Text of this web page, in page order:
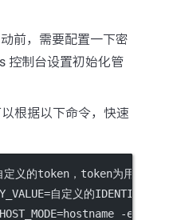
前，需要配置一下密
控制台设置初始化管
根据以下命令，快速
定义的token，token为用户名密
=自定义的
=hostname -e MODE